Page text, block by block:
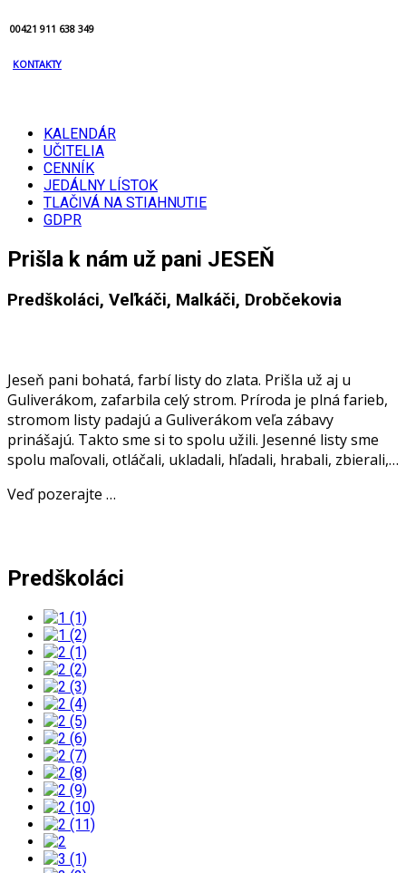
00421 911 638 349
KONTAKTY
KALENDÁR
UČITELIA
CENNÍK
JEDÁLNY LÍSTOK
TLAČIVÁ NA STIAHNUTIE
GDPR
Prišla k nám už pani JESEŇ
Predškoláci, Veľkáči, Malkáči, Drobčekovia
Jeseň pani bohatá, farbí listy do zlata. Prišla už aj u
Guliverákom, zafarbila celý strom. Príroda je plná farieb,
stromom listy padajú a Guliverákom veľa zábavy
prinášajú. Takto sme si to spolu užili. Jesenné listy sme
spolu maľovali, otláčali, ukladali, hľadali, hrabali, zbierali,…
Veď pozerajte …
Predškoláci